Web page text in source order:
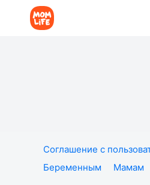
Соглашение с
Беременным
Мамам